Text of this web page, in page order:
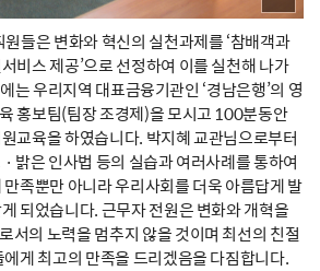
들은 변화와 혁신의 실천과제를 ‘참배객과
비스 제공’으로 선정하여 이를 실천해 나가
는 우리지역 대표금융기관인 ‘경남은행’의 영
홍보팀(팀장 조경제)을 모시고 100분동안
교육을 하였습니다. 박지혜 교관님으로부터
밝은 인사법 등의 실습과 여러사례를 통하여
족뿐만 아니라 우리사회를 더욱 아름답게 발
되었습니다. 근무자 전원은 변화와 개혁을
서의 노력을 멈추지 않을 것이며 최선의 친절
게 최고의 만족을 드리겠음을 다짐합니다.